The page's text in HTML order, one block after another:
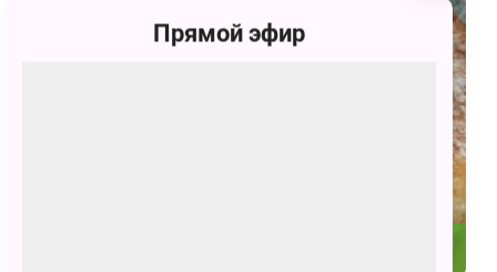
Прямой эфир